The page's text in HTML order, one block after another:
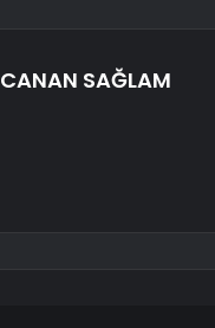
CANAN SAĞLAM